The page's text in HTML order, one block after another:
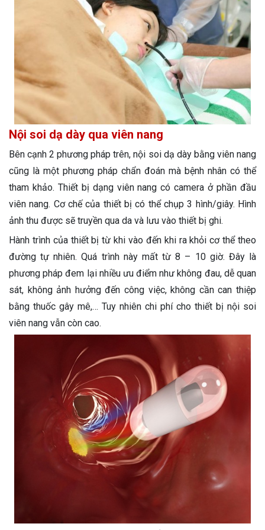
Nội soi dạ dày qua viên nang
Bên cạnh 2 phương pháp trên, nội soi dạ dày bằng viên nang
cũng là một phương pháp chẩn đoán mà bệnh nhân có thể
tham khảo. Thiết bị dạng viên nang có camera ở phần đầu
viên nang. Cơ chế của thiết bị có thể chụp 3 hình/giây. Hình
ảnh thu được sẽ truyền qua da và lưu vào thiết bị ghi.
Hành trình của thiết bị từ khi vào đến khi ra khỏi cơ thể theo
đường tự nhiên. Quá trình này mất từ 8 – 10 giờ. Đây là
phương pháp đem lại nhiều ưu điểm như không đau, dễ quan
sát, không ảnh hưởng đến công việc, không cần can thiệp
bằng thuốc gây mê,… Tuy nhiên chi phí cho thiết bị nội soi
viên nang vẫn còn cao.